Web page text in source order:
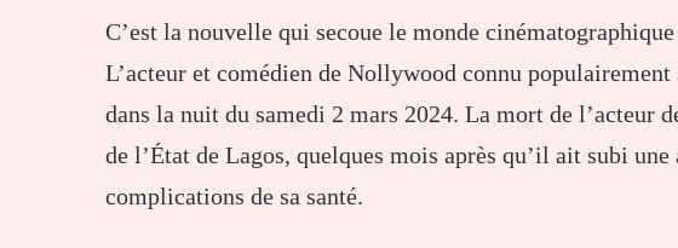
C’est la nouvelle qui secoue le monde
L’acteur et comédien de Nollywood connu
dans la nuit du samedi 2 mars 2024. La mort de l’acteur
de l’État de Lagos, quelques mois après qu’il ait subi
complications de sa santé.